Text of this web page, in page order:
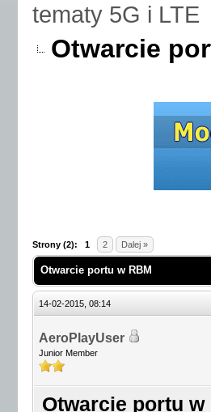
tematy 5G i LTE
Otwarcie
Strony (2): 1 2 Dalej »
Otwarcie portu w RBM
14-02-2015, 08:14
AeroPlayUser
Junior Member
Otwarcie portu w